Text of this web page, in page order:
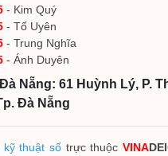
- Kim Quý
- Tố Uyên
- Trung Nghĩa
- Ánh Duyên
Nẵng: 61 Huỳnh Lý, P.
Đà Nẵng
kỹ thuật sốtrực thuộc VINA